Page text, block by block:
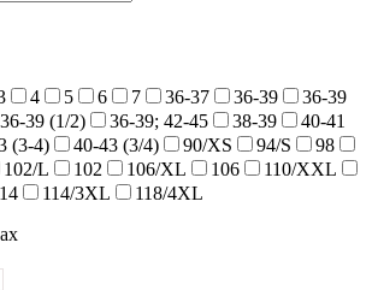
4 5 6 7 36-37 36-39
36-39
36-39 (1/2) 36-39; 42-45 38-39
40-41
(3-4)
40-43 (3/4) 90/XS 94/S
98
102/L 102 106/XL 106
110/XXL
114/3XL
118/4XL